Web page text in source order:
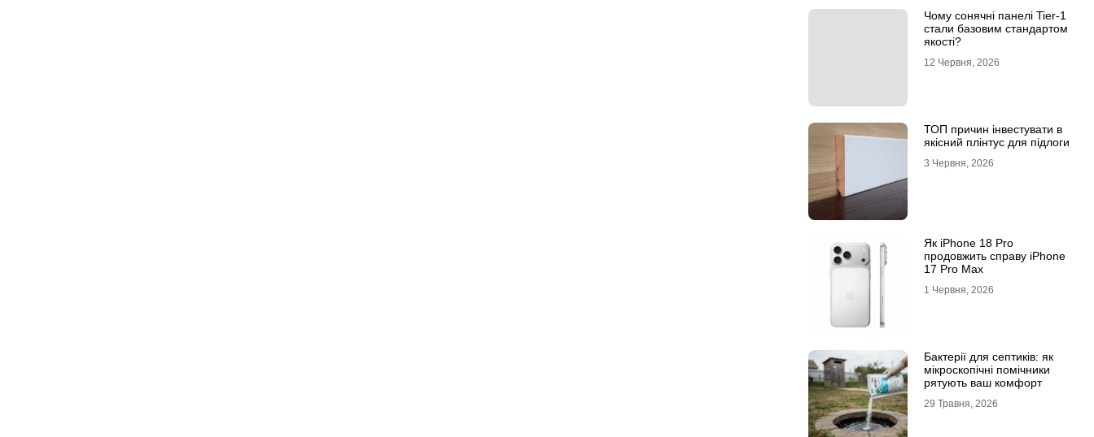
Чому сонячні панелі Tier-1
стали базовим стандартом
якості?
12 Червня, 2026
ТОП причин інвестувати в
якісний плінтус для підлоги
3 Червня, 2026
Як iPhone 18 Pro
продовжить справу iPhone
17 Pro Max
1 Червня, 2026
Бактерії для септиків: як
мікроскопічні помічники
рятують ваш комфорт
29 Травня, 2026